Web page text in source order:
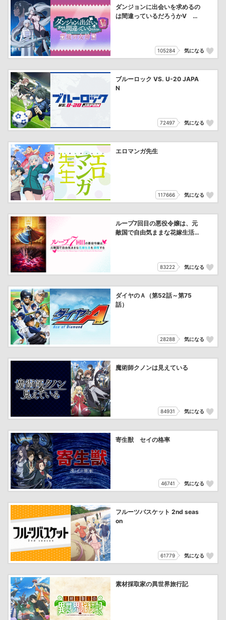
ダンジョンに出会いを求めるの
は間違っているだろうかⅤ 豊
105284 気になる
ブルーロック VS. U-20 JAPA
N
72497 気になる
エロマンガ先生
117666 気になる
ループ7回目の悪役令嬢は、元
敵国で自由気ままな花嫁生活を
83222 気になる
ダイヤのＡ（第52話～第75
話）
28288 気になる
魔術師クノンは見えている
84931 気になる
寄生獣 セイの格率
46741 気になる
フルーツバスケット 2nd seas
on
61779 気になる
素材採取家の異世界旅行記